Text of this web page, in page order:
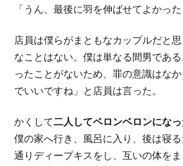
「うん、最後に羽を伸ばせてよかった
店員は僕らがまともなカップルだと
なことはない。僕は単なる間男であ
ったことがないため、罪の意識はな
でいいですね」と店員は言った。
かくして二人してベロンベロンにな
僕の家へ行き、風呂に入り、後は寝
通りディープキスをし、互いの体を